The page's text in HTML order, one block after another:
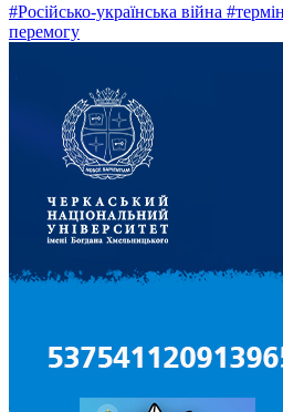
#Російсько-українська війна
перемогу